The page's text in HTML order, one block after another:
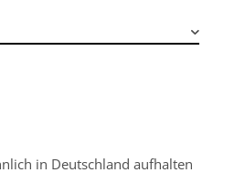
in Deutschland aufhalten